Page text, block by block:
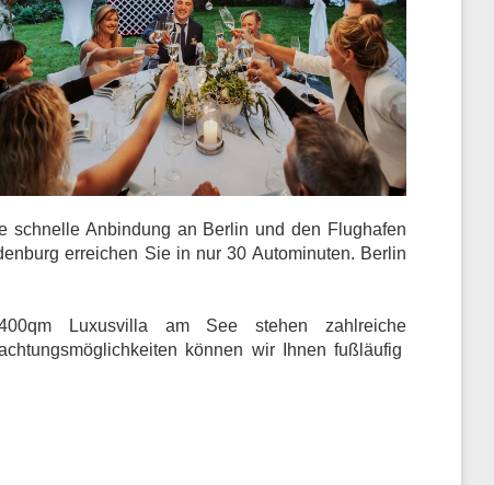
schnelle Anbindung an Berlin und den Flughafen
erreichen Sie in nur 30 Autominuten. Berlin
Luxusvilla am See stehen zahlreiche
können wir Ihnen fußläufig